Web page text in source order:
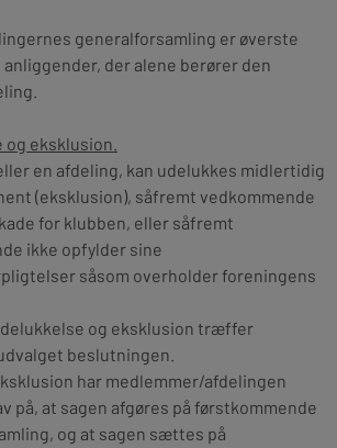
generalforsamling er øverste
anliggender, der alene berører den
eksklusion.
en afdeling, kan udelukkes midlertidig
(eksklusion), såfremt vedkommende
for klubben, eller såfremt
ikke opfylder sine
såsom overholder foreningens
og eksklusion træffer
beslutningen.
har medlemmer/afdelingen
på, at sagen afgøres på førstkommende
og at sagen sættes på